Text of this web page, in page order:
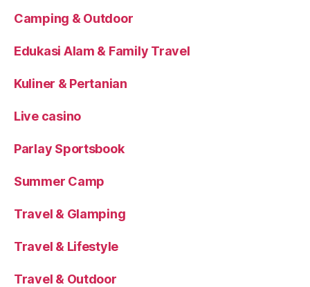
Camping & Outdoor
Edukasi Alam & Family Travel
Kuliner & Pertanian
Live casino
Parlay Sportsbook
Summer Camp
Travel & Glamping
Travel & Lifestyle
Travel & Outdoor